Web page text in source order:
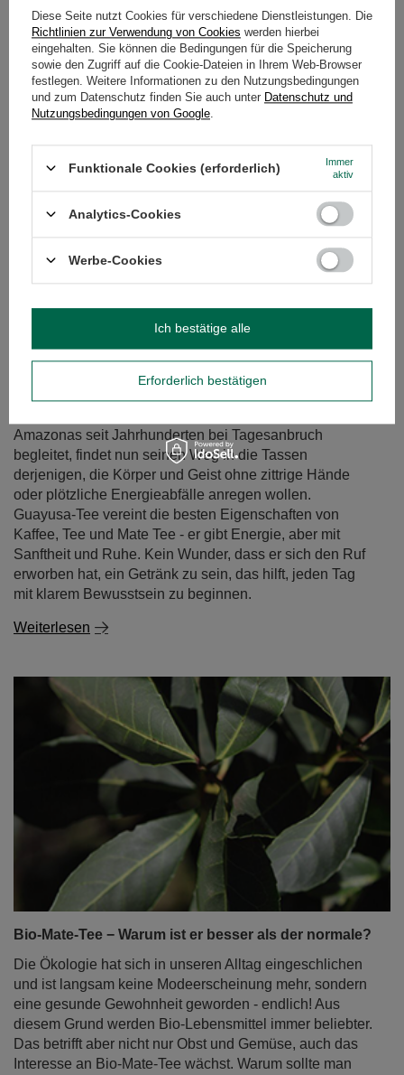
FÜHRUNG
Guayusa-Tee - wie brüht man ihn auf, um seine
Eigenschaften voll auszuschöpfen?
Guayusa duftet wie die Morgendämmerung im
Amazonas seit Jahrhunderten bei Tagesanbruch
begleitet, findet nun seinen Weg in die Tassen
derjenigen, die Körper und Geist ohne zittrige Hände
oder plötzliche Energieabfälle anregen wollen.
Guayusa-Tee vereint die besten Eigenschaften von
Kaffee, Tee und Mate Tee - er gibt Energie, aber mit
Sanftheit und Ruhe. Kein Wunder, dass er sich den Ruf
erworben hat, ein Getränk zu sein, das hilft, jeden Tag
mit klarem Bewusstsein zu beginnen.
Weiterlesen
Bio-Mate-Tee − Warum ist er besser als der normale?
Die Ökologie hat sich in unseren Alltag eingeschlichen
und ist langsam keine Modeerscheinung mehr, sondern
eine gesunde Gewohnheit geworden - endlich! Aus
diesem Grund werden Bio-Lebensmittel immer beliebter.
Das betrifft aber nicht nur Obst und Gemüse, auch das
Interesse an Bio-Mate-Tee wächst. Warum sollte man
Diese Seite nutzt Cookies für verschiedene Dienstleistungen. Die
Richtlinien zur Verwendung von Cookies werden hierbei
eingehalten. Sie können die Bedingungen für die Speicherung
sowie den Zugriff auf die Cookie-Dateien in Ihrem Web-Browser
festlegen. Weitere Informationen zu den Nutzungsbedingungen
und zum Datenschutz finden Sie auch unter Datenschutz und
Nutzungsbedingungen von Google
Funktionale Cookies (erforderlich)
Immer
aktiv
Analytics-Cookies
Werbe-Cookies
Erforderlich bestätigen
Ich bestätige alle